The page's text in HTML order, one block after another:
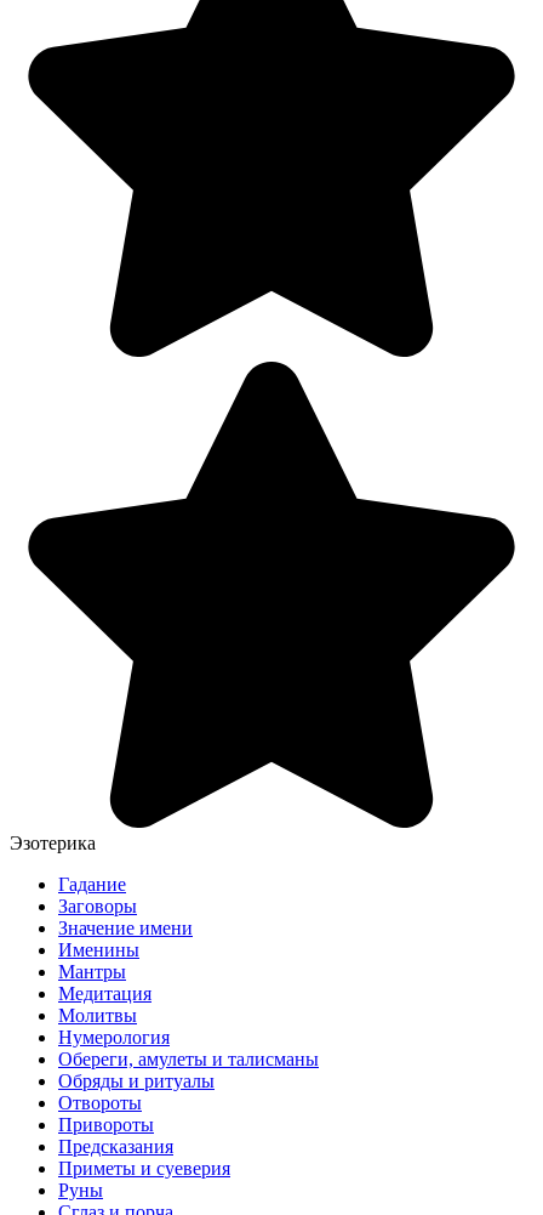
Эзотерика
Гадание
Заговоры
Значение имени
Именины
Мантры
Медитация
Молитвы
Нумерология
Обереги, амулеты и талисманы
Обряды и ритуалы
Отвороты
Привороты
Предсказания
Приметы и суеверия
Руны